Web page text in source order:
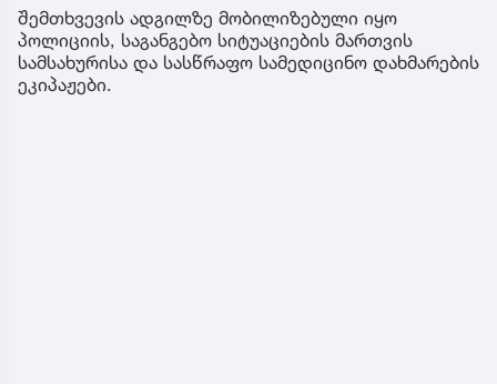
შემთხვევის ადგილზე მობილიზებული იყო
პოლიციის, საგანგებო სიტუაციების მართვის
სამსახურისა და სასწრაფო სამედიცინო დახმარების
ეკიპაჟები.